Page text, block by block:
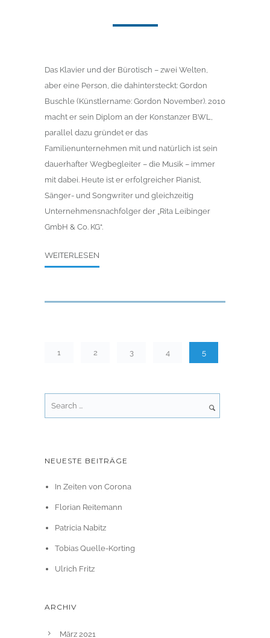
Das Klavier und der Bürotisch – zwei Welten,
aber eine Person, die dahintersteckt: Gordon
Buschle (Künstlername: Gordon November). 2010
macht er sein Diplom an der Konstanzer BWL,
parallel dazu gründet er das
Familienunternehmen mit und natürlich ist sein
dauerhafter Wegbegleiter – die Musik – immer
mit dabei. Heute ist er erfolgreicher Pianist,
Sänger- und Songwriter und gleichzeitig
Unternehmensnachfolger der „Rita Leibinger
GmbH & Co. KG“.
WEITERLESEN
1 2 3 4 5
NEUESTE BEITRÄGE
In Zeiten von Corona
Florian Reitemann
Patricia Nabitz
Tobias Quelle-Korting
Ulrich Fritz
ARCHIV
März 2021